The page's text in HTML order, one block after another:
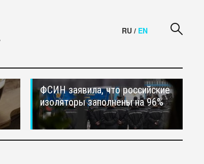
RU / EN
ФСИН заявила, что российские
изоляторы заполнены на 96%